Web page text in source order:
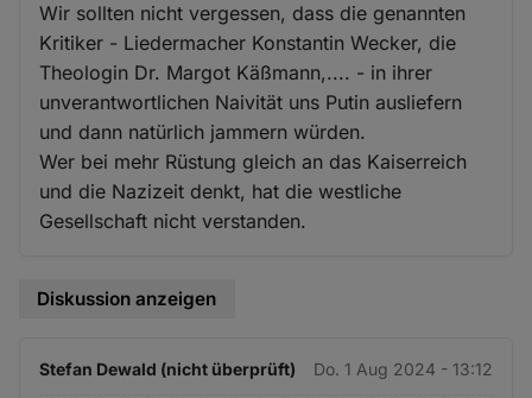
Wir sollten nicht vergessen, dass die genannten
Kritiker - Liedermacher Konstantin Wecker, die
Theologin Dr. Margot Käßmann,.... - in ihrer
unverantwortlichen Naivität uns Putin ausliefern
und dann natürlich jammern würden.
Wer bei mehr Rüstung gleich an das Kaiserreich
und die Nazizeit denkt, hat die westliche
Gesellschaft nicht verstanden.
Diskussion anzeigen
Stefan Dewald (nicht überprüft) Do. 1 Aug 2024 - 13:12